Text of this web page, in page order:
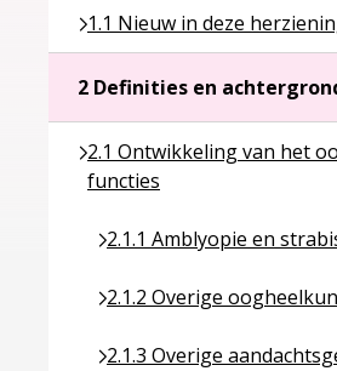
1.1 Nieuw in deze
Ga naar pagina over 1.1
2 Definities en
2.1 Ontwikkeling van het
functies
Ga naar pagina over 2.1
2.1.1 Amblyopie en
Ga naar pagina over 2.1.1
2.1.2 Overige
Ga naar pagina over
2.1.3 Overige
Ga naar pagina over 2.1.3